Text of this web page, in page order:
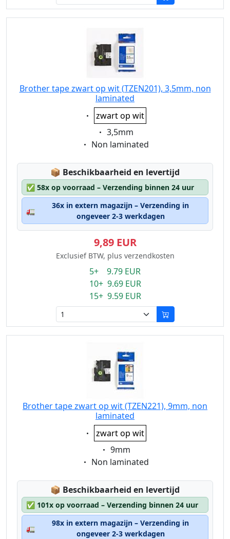
Brother tape zwart op wit (TZEN201), 3,5mm, non
laminated
Eigenschaft:
zwart op wit
Eigenschaft:
3,5mm
Eigenschaft:
Non laminated
📦 Lagerstatus:
Beschikbaarheid en levertijd
✅ 58x op voorraad – Verzending binnen 24 uur
🚛
36x in extern magazijn – Verzending in
ongeveer 2-3 werkdagen
9,89 EUR
Exclusief BTW, plus verzendkosten
5+ 9.79 EUR
10+ 9.69 EUR
15+ 9.59 EUR
Brother tape zwart op wit (TZEN221), 9mm, non
laminated
Eigenschaft:
zwart op wit
Eigenschaft:
9mm
Eigenschaft:
Non laminated
📦 Lagerstatus:
Beschikbaarheid en levertijd
✅ 101x op voorraad – Verzending binnen 24 uur
🚛
98x in extern magazijn – Verzending in
ongeveer 2-3 werkdagen